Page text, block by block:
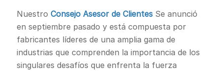
Nuestro Consejo Asesor de ClientesSe anunció
en septiembre pasado y está compuesta por
fabricantes líderes de una amplia gama de
industrias que comprenden la importancia de los
singulares desafíos que enfrenta la fuerza